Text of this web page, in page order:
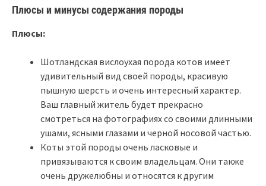
Плюсы и минусы содержания породы
Плюсы:
Шотландская вислоухая порода котов имеет
удивительный вид своей породы, красивую
пышную шерсть и очень интересный характер.
Ваш главный житель будет прекрасно
смотреться на фотографиях со своими длинными
ушами, ясными глазами и черной носовой частью.
Коты этой породы очень ласковые и
привязываются к своим владельцам. Они также
очень дружелюбны и относятся к другим